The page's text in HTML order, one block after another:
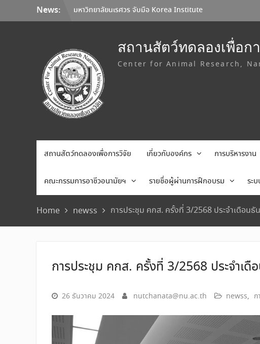
to
News:
มหาวิทยาลัยนเรศวร จับมือ Korea Institute
of Toxicology และมหาวิทยาลัยเชียงใหม่ ลง
ปลอดภัยระดับก่อนคลินิกสู่มาตรฐานสากล
ประกาศการขนส่งสัตว์ทดลอง ตุลาคม –
พฤศจิกายน 2569
ประกาศอัตราค่าบริการใหม่ สถานสัตว์ทดลอง
เพื่อการวิจัย มหาวิทยาลัยนเรศวร
สถานสัตว์ทดลองเพื่อก
Center for Animal Research,
สถานสัตว์ทดลองเพื่อการวิจัย เกี่ยวกับองค์กร การบริหารงาน
คณะกรรมการอาชีวอนามัยฯ รายชื่อผู้ผ่านการฝึกอบรม ระ
Home newss การประชุม คกส. ครั้งที่ 3/2568 ประจำเดือนธั
การประชุม คกส. ครั้งที่ 3/2568 ประจำเดื
26 ธันวาคม 2024 nutchanata@nu.ac.th newss,